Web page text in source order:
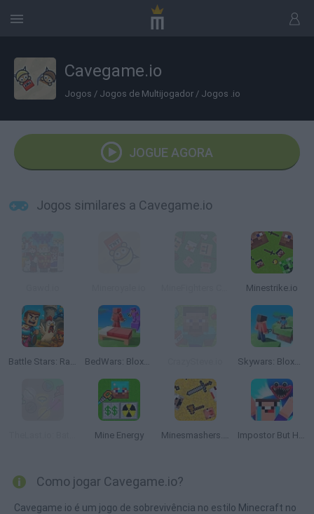
Cavegame.io
Jogos / Jogos de Multijogador / Jogos .io
JOGUE AGORA
Jogos similares a Cavegame.io
Minestrike.io
Battle Stars: Raid & Roll BedWars: Bloxd.io Skywars: Bloxd.io
Mine Energy Minesmashers.Club Impostor But Huggy Wuggy
Como jogar Cavegame.io?
Cavegame io é um jogo de sobrevivência no estilo Minecraft no